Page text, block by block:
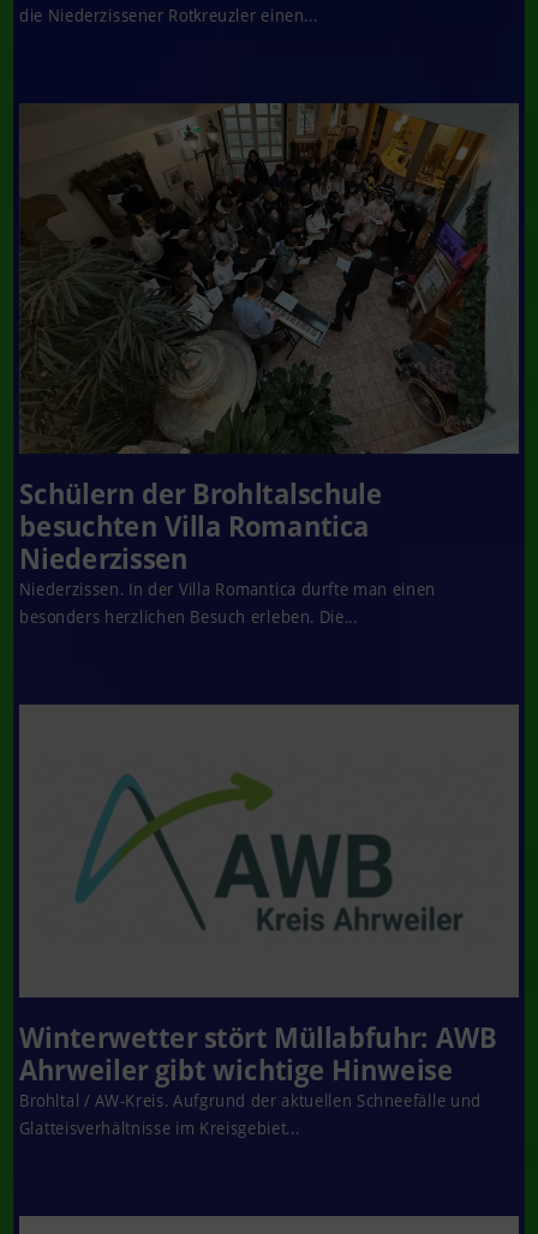
die Niederzissener Rotkreuzler einen...
Schülern der Brohltalschule
besuchten Villa Romantica
Niederzissen
Niederzissen. In der Villa Romantica durfte man einen
besonders herzlichen Besuch erleben. Die...
Winterwetter stört Müllabfuhr: AWB
Ahrweiler gibt wichtige Hinweise
Brohltal / AW-Kreis. Aufgrund der aktuellen Schneefälle und
Glatteisverhältnisse im Kreisgebiet...